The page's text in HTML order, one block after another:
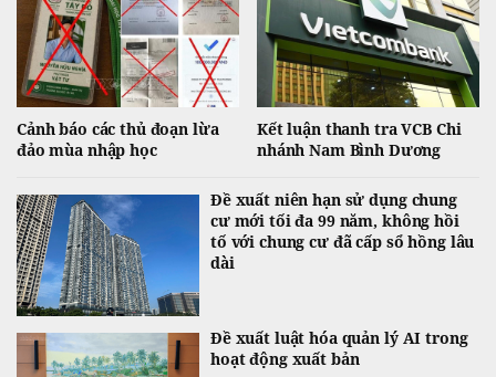
Cảnh báo các thủ đoạn lừa
đảo mùa nhập học
Kết luận thanh tra VCB Chi
nhánh Nam Bình Dương
Đề xuất niên hạn sử dụng chung
cư mới tối đa 99 năm, không hồi
tố với chung cư đã cấp sổ hồng lâu
dài
Đề xuất luật hóa quản lý AI trong
hoạt động xuất bản